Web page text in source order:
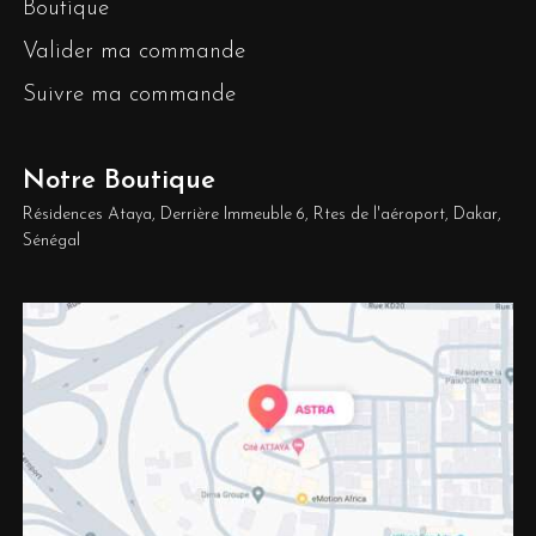
Boutique
Valider ma commande
Suivre ma commande
Notre Boutique
Résidences Ataya, Derrière Immeuble 6, Rtes de l'aéroport, Dakar,
Sénégal